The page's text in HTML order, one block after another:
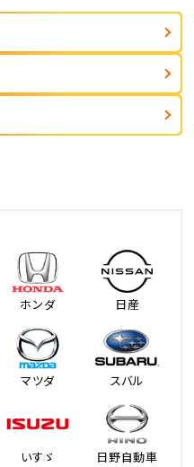
ホンダ 日産
マツダ スバル
いすゞ 日野自動車